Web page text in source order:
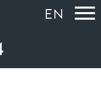
EN